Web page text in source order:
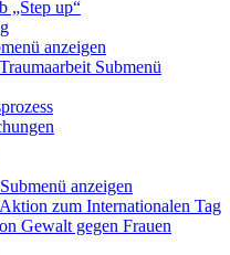
„Step up“
anzeigen
Submenü
Submenü anzeigen
zum Internationalen Tag
Gewalt gegen Frauen